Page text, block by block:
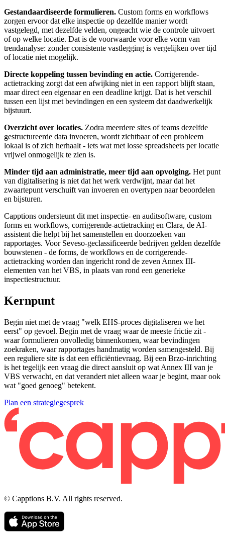
Gestandaardiseerde formulieren. Custom forms en workflows
zorgen ervoor dat elke inspectie op dezelfde manier wordt
vastgelegd, met dezelfde velden, ongeacht wie de controle uitvoert
of op welke locatie. Dat is de voorwaarde voor elke vorm van
trendanalyse: zonder consistente vastlegging is vergelijken over tijd
of locatie niet mogelijk.
Directe koppeling tussen bevinding en actie. Corrigerende-
actietracking zorgt dat een afwijking niet in een rapport blijft staan,
maar direct een eigenaar en een deadline krijgt. Dat is het verschil
tussen een lijst met bevindingen en een systeem dat daadwerkelijk
bijstuurt.
Overzicht over locaties. Zodra meerdere sites of teams dezelfde
gestructureerde data invoeren, wordt zichtbaar of een probleem
lokaal is of zich herhaalt - iets wat met losse spreadsheets per locatie
vrijwel onmogelijk te zien is.
Minder tijd aan administratie, meer tijd aan opvolging. Het punt
van digitalisering is niet dat het werk verdwijnt, maar dat het
zwaartepunt verschuift van invoeren en overtypen naar beoordelen
en bijsturen.
Capptions ondersteunt dit met inspectie- en auditsoftware, custom
forms en workflows, corrigerende-actietracking en Clara, de AI-
assistent die helpt bij het samenstellen en doorzoeken van
rapportages. Voor Seveso-geclassificeerde bedrijven gelden dezelfde
bouwstenen - de forms, de workflows en de corrigerende-
actietracking worden dan ingericht rond de zeven Annex III-
elementen van het VBS, in plaats van rond een generieke
inspectiestructuur.
Kernpunt
Begin niet met de vraag "welk EHS-proces digitaliseren we het
eerst" op gevoel. Begin met de vraag waar de meeste frictie zit -
waar formulieren onvolledig binnenkomen, waar bevindingen
zoekraken, waar rapportages handmatig worden samengesteld. Bij
een reguliere site is dat een efficiëntievraag. Bij een Brzo-inrichting
is het tegelijk een vraag die direct aansluit op wat Annex III van je
VBS verwacht, en dat verandert niet alleen waar je begint, maar ook
wat "goed genoeg" betekent.
Plan een strategiegesprek
© Capptions B.V. All rights reserved.